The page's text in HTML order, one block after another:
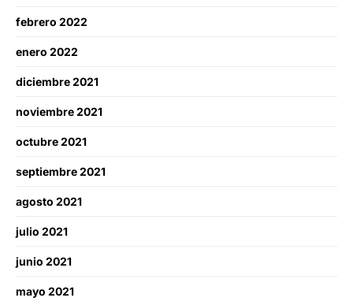
febrero 2022
enero 2022
diciembre 2021
noviembre 2021
octubre 2021
septiembre 2021
agosto 2021
julio 2021
junio 2021
mayo 2021